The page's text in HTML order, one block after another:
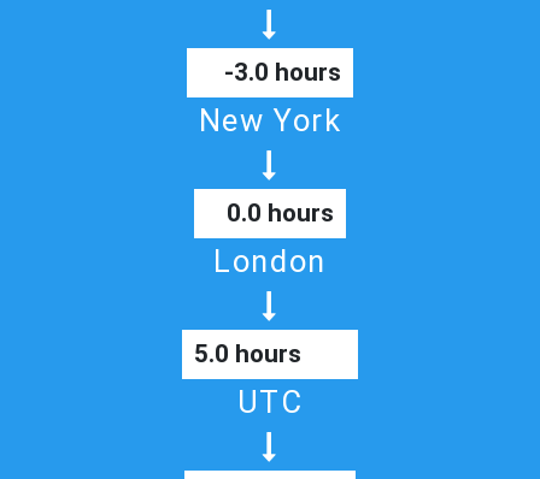
-3.0 hours
New York
0.0 hours
London
5.0 hours
UTC